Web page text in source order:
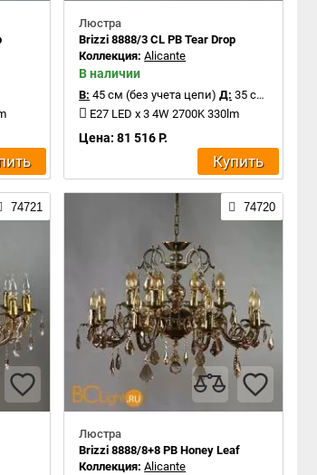
Люстра
Brizzi 8888/3 CL PB Tear Drop
Коллекция:Alicante
В наличии
В: 45 см (без учета цепи) Д: 35 см
E27 LED x 3 4W 2700K 330lm
Цена: 81 516 Р.
Купить
74721 74720
Люстра
Brizzi 8888/8+8 PB Honey Leaf
Коллекция:Alicante